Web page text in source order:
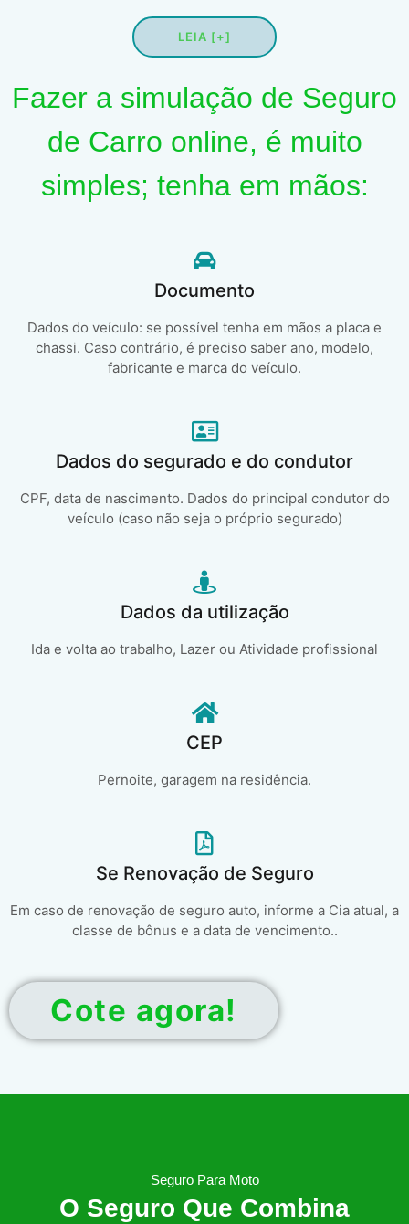
LEIA [+]
Fazer a simulação de Seguro
de Carro online, é muito
simples; tenha em mãos:
Documento
Dados do veículo: se possível tenha em mãos a placa e
chassi. Caso contrário, é preciso saber ano, modelo,
fabricante e marca do veículo.
Dados do segurado e do condutor
CPF, data de nascimento. Dados do principal condutor do
veículo (caso não seja o próprio segurado)
Dados da utilização
Ida e volta ao trabalho, Lazer ou Atividade profissional
CEP
Pernoite, garagem na residência.
Se Renovação de Seguro
Em caso de renovação de seguro auto, informe a Cia atual, a
classe de bônus e a data de vencimento..
Cote agora!
Seguro Para Moto
O Seguro Que Combina